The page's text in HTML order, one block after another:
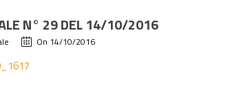
N° 29 DEL 14/10/2016
On 14/10/2016